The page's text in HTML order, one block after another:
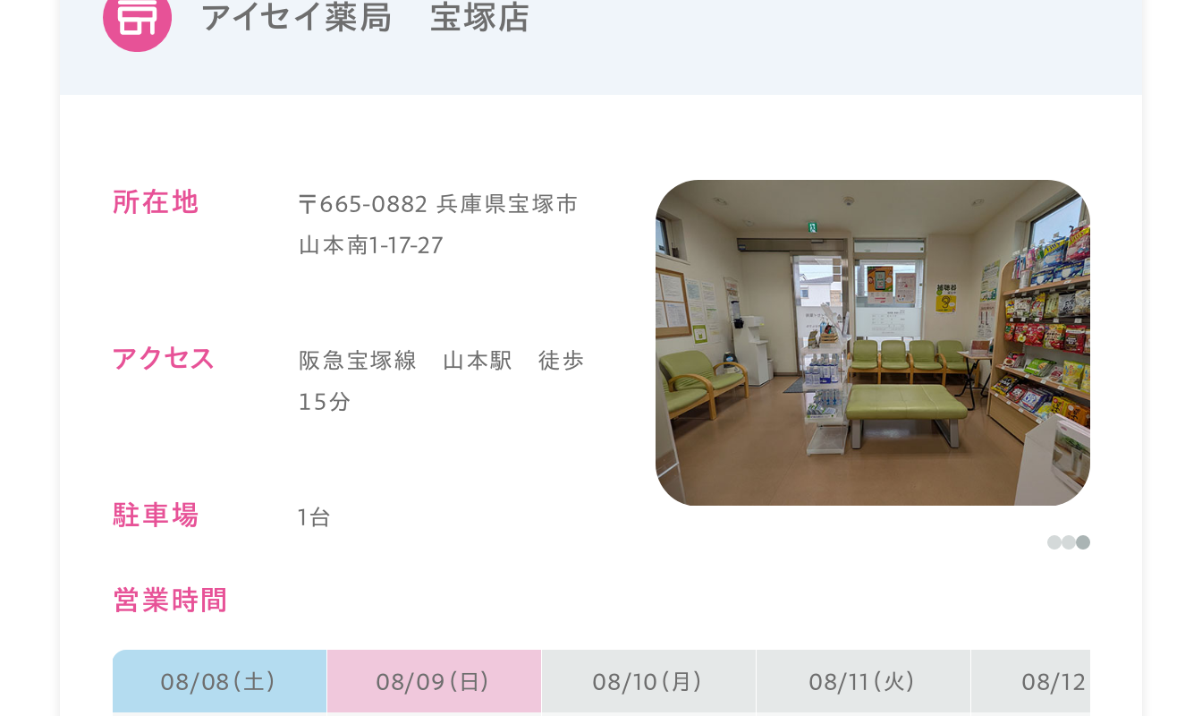
アイセイ薬局 宝塚店
所在地
〒665-0882 兵庫県宝塚市
山本南1-17-27
アクセス
阪急宝塚線 山本駅 徒歩
１５分
駐⾞場 1台
営業時間
08/08（土） 08/09（日） 08/10（月） 08/11（火） 08/12（水）